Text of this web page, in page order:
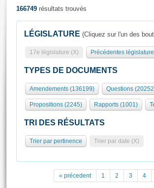
Présidence
577 députés
Groupes politiques
Séance publique
Commissions et autres organes
Europe et International
Pétitions
Rôle et pouvoirs de l'Assemblée
Organisation de l'Assemblée
Présidence Conférence des Présidents
Statistiques et chiffres clés
Documents de référence
( Constitution | Règlement de l'Assemblée ... )
Visiter l'Assemblée
Visite virtuelle du palais Bourbon
Assister à une séance
La Bibliothèque
166749 résultats trouvés
LÉGISLATURE (Cliquez sur l'un des
17e législature (X) Précédentes
TYPES DE DOCUMENTS
Amendements (136199) Questions
Propositions (2245) Rapports (1001)
TRI DES RÉSULTATS
Trier par pertinence Trier par date (X)
« précedent 1 2 3 4